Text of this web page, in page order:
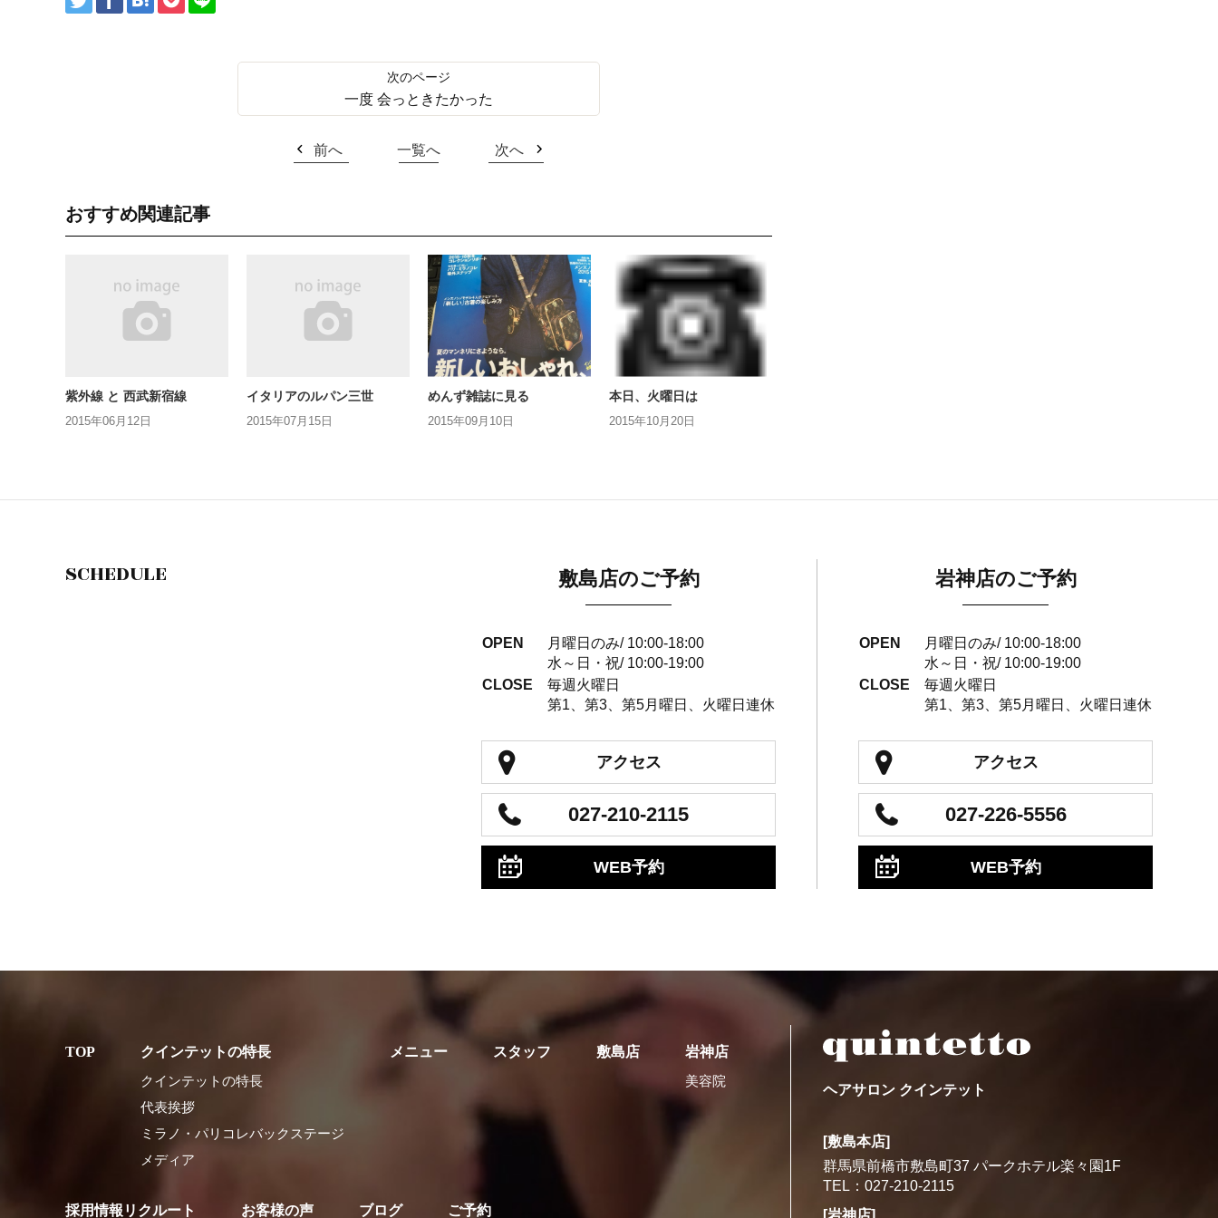
一度 会っときたかった
前へ 一覧へ 次へ
おすすめ関連記事
紫外線 と 西武新宿線
2015年06月12日
イタリアのルパン三世
2015年07月15日
めんず雑誌に見る
2015年09月10日
本日、火曜日は
2015年10月20日
SCHEDULE 敷島店のご予約
OPEN
月曜日のみ/ 10:00-18:00
水～日・祝/ 10:00-19:00
CLOSE
毎週火曜日
第1、第3、第5月曜日、火曜日連休
アクセス
027-210-2115
WEB予約
岩神店のご予約
OPEN
月曜日のみ/ 10:00-18:00
水～日・祝/ 10:00-19:00
CLOSE
毎週火曜日
第1、第3、第5月曜日、火曜日連休
アクセス
027-226-5556
WEB予約
クインテットの特長
クインテットの特長
代表挨拶
ミラノ・パリコレバックステージ
メディア
メニュー スタッフ 敷島店
岩神店
美容院
採用情報リクルート お客様の声 ブログ ご予約
ヘアサロン クインテット
[敷島本店]
群馬県前橋市敷島町37 パークホテル楽々園1F
TEL：027-210-2115
[岩神店]